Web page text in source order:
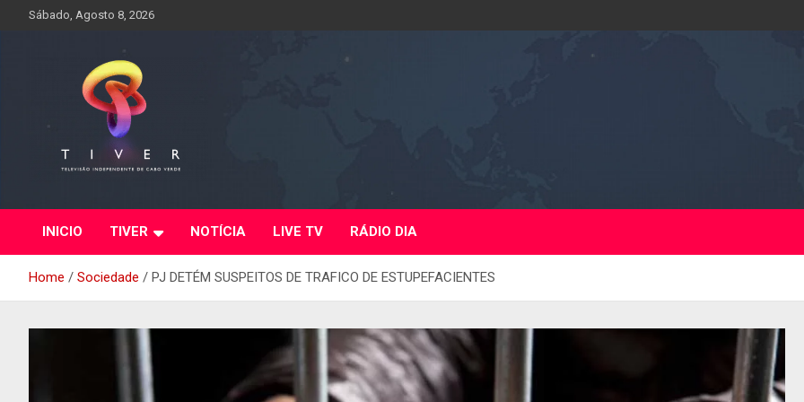
Sábado, Agosto 8, 2026
INICIO TIVER NOTÍCIA LIVE TV RÁDIO DIA
Home Sociedade PJ DETÉM SUSPEITOS DE TRAFICO DE ESTUPEFACIENTES